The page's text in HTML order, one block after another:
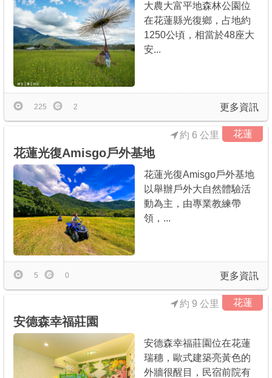
聯絡我們
APP下載
大農大富平地森林公園位
在花蓮縣光復鄉，占地約
1250公頃，相當於48座大
安...
更多資訊
225 2
花蓮
約 6 公里
花蓮光復Amisgo戶外基地
花蓮光復Amisgo戶外基地
以舉辦戶外大自然體驗活
動為主，由專業教練帶
領，...
更多資訊
5 0
花蓮
約 9 公里
安德森幸福莊園
安德森幸福莊園位在花蓮
瑞穗，歐式建築亮黃色的
外牆很醒目，民宿前院有